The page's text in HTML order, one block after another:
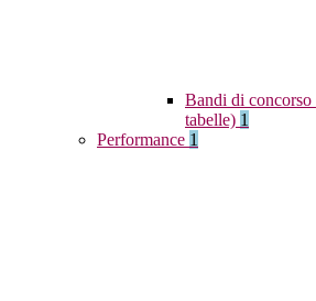
Bandi di
tabelle) 1
Performance 1